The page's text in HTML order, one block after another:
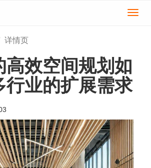
切
详情页
高效空间规划如
行业的扩展需求